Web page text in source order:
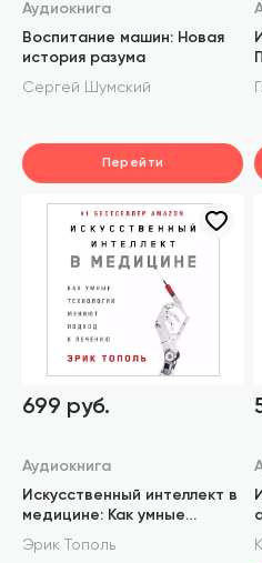
Аудиокнига
Воспитание машин: Новая
история разума
Сергей Шумский
Перейти
699 руб.
Аудиокнига
Искусственный интеллект в
медицине: Как умные
технологии меняют подход
к лечению
Эрик Тополь